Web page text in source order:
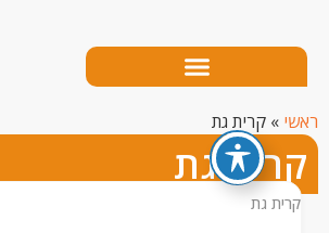
קרית גת
גת